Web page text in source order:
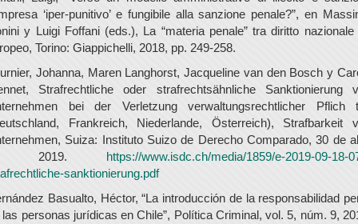
‘iper-punitivo’ e fungibile alla sanzione penale?”, en
y Luigi Foffani (eds.), La “materia penale” tra diritto nazionale
Torino: Giappichelli, 2018, pp. 249-258.
Johanna, Maren Langhorst, Jacqueline van den Bosch y
Strafrechtliche oder strafrechtsähnliche Sanktionierung
bei der Verletzung verwaltungsrechtlicher Pflich
Frankreich, Niederlande, Österreich), Strafbarkeit
Suiza: Instituto Suizo de Derecho Comparado, 30 de
2019. https://www.isdc.ch/media/1859/e-2019-09-18-
sanktionierung.pdf
Basualto, Héctor, “La introducción de la responsabilidad
las personas jurídicas en Chile”, Política Criminal, vol. 5, núm. 9,